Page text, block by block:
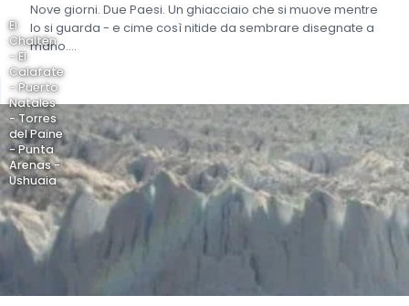
Nove giorni. Due Paesi. Un ghiacciaio che si muove mentre
lo si guarda - e cime così nitide da sembrare disegnate a
mano....
El
Chaltén
- El
Calafate
- Puerto
Natales
- Torres
del Paine
- Punta
Arenas -
Ushuaia